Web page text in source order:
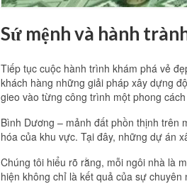
Sứ mệnh và hành
Tiếp tục cuộc hành trình khám phá vẻ
khách hàng những giải pháp xây dựng
gieo vào từng công trình một phong
Bình Dương – mảnh đất phồn thịnh trên
hóa của khu vực. Tại đây, những dự án
Chúng tôi hiểu rõ rằng, mỗi ngôi nhà là
hiện không chỉ là kết quả của sự